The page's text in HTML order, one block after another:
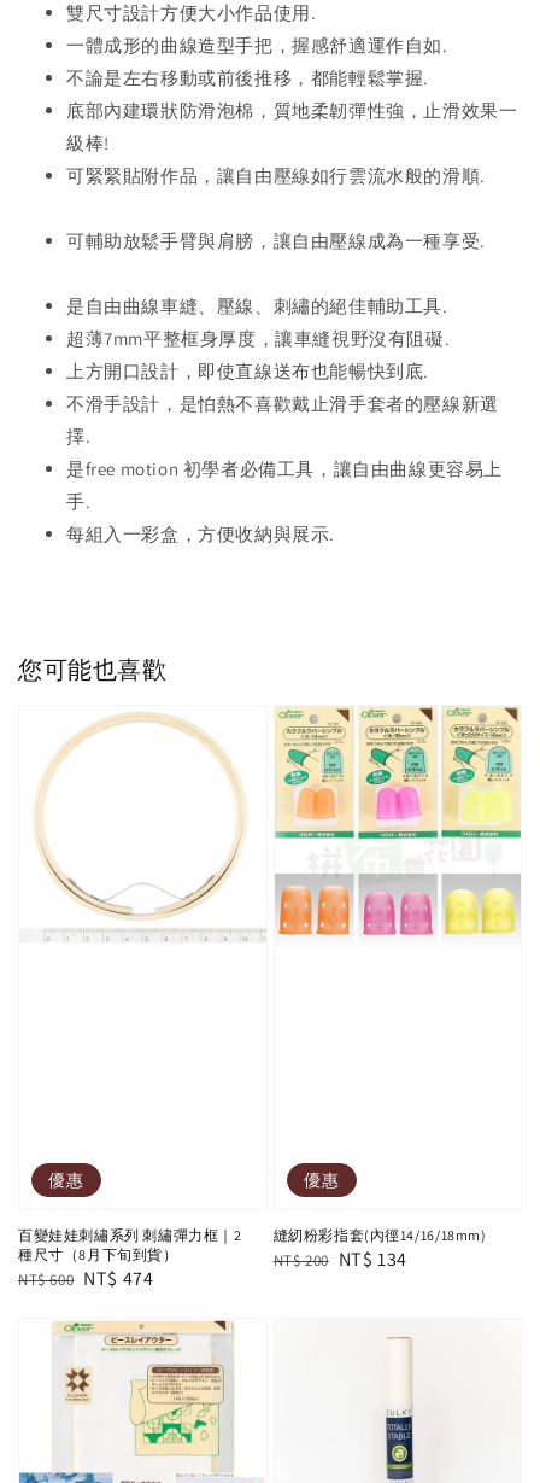
雙尺寸設計方便大小作品使用.
一體成形的曲線造型手把，握感舒適運作自如.
不論是左右移動或前後推移，都能輕鬆掌握.
底部內建環狀防滑泡棉，質地柔韌彈性強，止滑效果一
級棒!
可緊緊貼附作品，讓自由壓線如行雲流水般的滑順.
可輔助放鬆手臂與肩膀，讓自由壓線成為一種享受.
是自由曲線車縫、壓線、刺繡的絕佳輔助工具.
超薄7mm平整框身厚度，讓車縫視野沒有阻礙.
上方開口設計，即使直線送布也能暢快到底.
不滑手設計，是怕熱不喜歡戴止滑手套者的壓線新選
擇.
是free motion 初學者必備工具，讓自由曲線更容易上
手.
每組入一彩盒，方便收納與展示.
您可能也喜歡
優惠
百變娃娃刺繡系列 刺繡彈力框｜2
種尺寸（8月下旬到貨）
Regular
NT$ 600 Sale
NT$ 474
優惠
縫紉粉彩指套(內徑14/16/18mm)
Regular
NT$ 200 Sale
NT$ 134